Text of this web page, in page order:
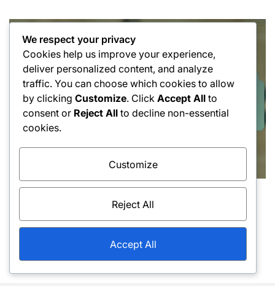
Técnicas de Servicio
Segundo servicio: Gestión de riesgos, Efecto,
Control
by
Juan Pérez
We respect your privacy
Cookies help us improve your experience,
deliver personalized content, and analyze
traffic. You can choose which cookies to allow
by clicking Customize. Click Accept All to
consent or Reject All to decline non-essential
cookies.
Customize
Reject All
Accept All